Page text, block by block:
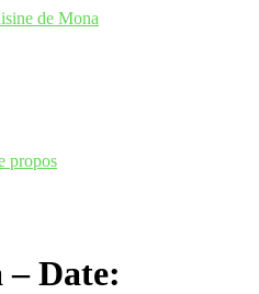
propos
Date: